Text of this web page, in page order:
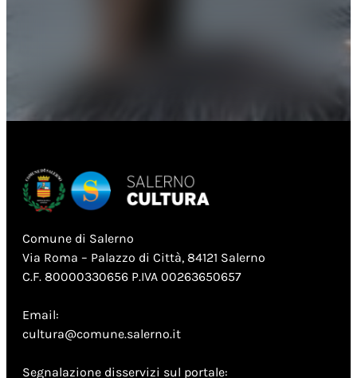
Comune di Salerno
Via Roma – Palazzo di Città, 84121 Salerno
C.F. 80000330656 P.IVA 00263650657
Email:
cultura@comune.salerno.it
Segnalazione disservizi sul portale: